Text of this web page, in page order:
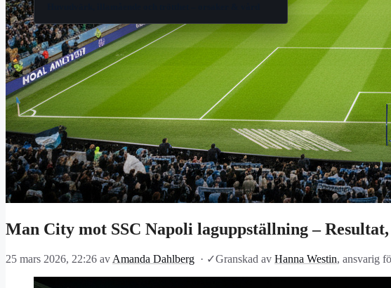
Man City mot SSC Napoli laguppställning –
25 mars 2026, 22:26 avAmanda Dahlberg · ✓Granskad av Hanna Westin, ansvarig